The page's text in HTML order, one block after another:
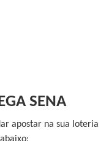
SENA
apostar na sua loteria